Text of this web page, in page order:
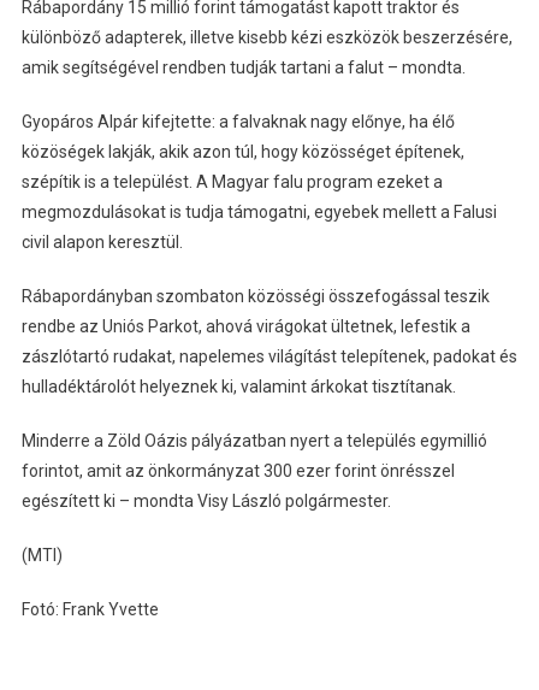
Rábapordány 15 millió forint támogatást kapott traktor és
különböző adapterek, illetve kisebb kézi eszközök beszerzésére,
amik segítségével rendben tudják tartani a falut – mondta.
Gyopáros Alpár kifejtette: a falvaknak nagy előnye, ha élő
közöségek lakják, akik azon túl, hogy közösséget építenek,
szépítik is a települést. A Magyar falu program ezeket a
megmozdulásokat is tudja támogatni, egyebek mellett a Falusi
civil alapon keresztül.
Rábapordányban szombaton közösségi összefogással teszik
rendbe az Uniós Parkot, ahová virágokat ültetnek, lefestik a
zászlótartó rudakat, napelemes világítást telepítenek, padokat és
hulladéktárolót helyeznek ki, valamint árkokat tisztítanak.
Minderre a Zöld Oázis pályázatban nyert a település egymillió
forintot, amit az önkormányzat 300 ezer forint önrésszel
egészített ki – mondta Visy László polgármester.
(MTI)
Fotó: Frank Yvette